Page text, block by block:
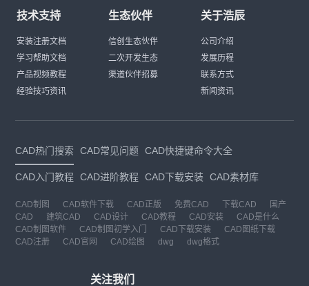
技术支持
安装注册文档
学习帮助文档
产品视频教程
经验技巧资讯
生态伙伴
信创生态伙伴
二次开发生态
渠道伙伴招募
关于浩辰
公司介绍
发展历程
联系方式
新闻资讯
CAD热门搜索 CAD常见问题 CAD快捷键命令大全
CAD入门教程 CAD进阶教程 CAD下载安装 CAD素材库
CAD制图 CAD软件下载 CAD正版 免费CAD 下载CAD
国产
CAD
建筑CAD CAD设计 CAD教程 CAD安装
CAD是什么
CAD制图软件
CAD制图初学入门 CAD下载安装
CAD图纸下载
CAD注册
CAD官网 CAD绘图 dwg dwg格式
关注我们